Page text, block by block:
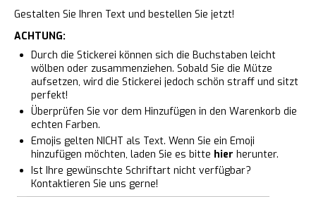
Gestalten Sie Ihren Text und bestellen Sie jetzt!
ACHTUNG:
Durch die Stickerei können sich die Buchstaben leicht
wölben oder zusammenziehen. Sobald Sie die Mütze
aufsetzen, wird die Stickerei jedoch schön straff und sitzt
perfekt!
Überprüfen Sie vor dem Hinzufügen in den Warenkorb die
echten Farben.
Emojis gelten NICHT als Text. Wenn Sie ein Emoji
hinzufügen möchten, laden Sie es bitte hier herunter.
Ist Ihre gewünschte Schriftart nicht verfügbar?
Kontaktieren Sie uns gerne!